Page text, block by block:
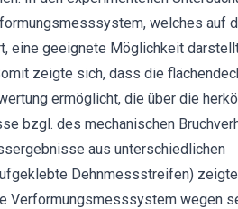
welches auf
eine geeignete Möglichkeit
zeigte sich, dass die
ermöglicht, die über die
bzgl. des mechanischen
aus unterschiedlichen
Dehnmessstreifen)
wegen